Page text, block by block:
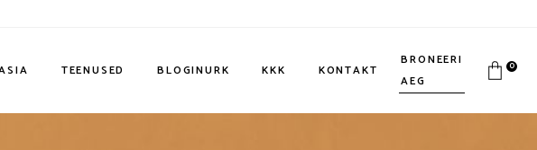
TEENUSED BLOGINURK KKK KONTAKT
BRONEERI
AEG
0